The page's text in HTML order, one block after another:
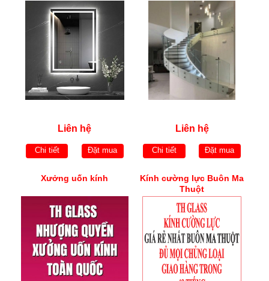
Liên hệ
Chi tiết Đặt mua
Liên hệ
Chi tiết Đặt mua
Xưởng uốn kính
Kính cường lực Buôn Ma
Thuột